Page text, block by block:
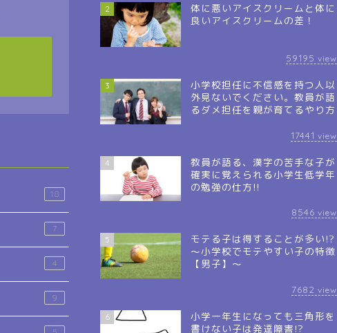
18
7
4
9
2
体に悪いアイスクリームと体に
良いアイスクリームの差！
59195 view
3
小学校担任に不信感を持つ人以
外見ないでください。教員が語
るダメ担任を親が育てるやり方
17441 view
4
教員が語る、漢字の苦手な子が
確実に覚えられる小学生低学年
の勉強の仕方!!
8546 view
5
モテる子は得することが多い!?
～小学校でモテやすい子の特徴
【男子】～
7682 view
6
小学一年生になっても三角形を
書けない子は発達障害!?